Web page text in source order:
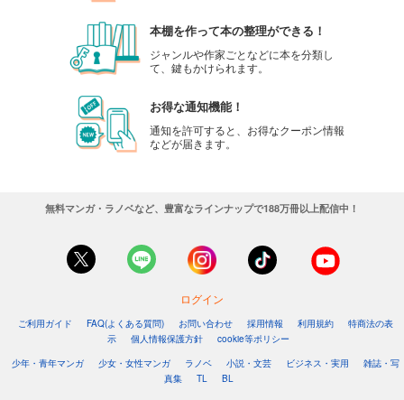
本棚を作って本の整理ができる！
ジャンルや作家ごとなどに本を分類し
て、鍵もかけられます。
お得な通知機能！
通知を許可すると、お得なクーポン情報
などが届きます。
無料マンガ・ラノベなど、豊富なラインナップで188万冊以上配信中！
ログイン
ご利用ガイド FAQ(よくある質問) お問い合わせ 採用情報 利用規約
特商法の表
示
個人情報保護方針
cookie等ポリシー
少年・青年マンガ
少女・女性マンガ ラノベ 小説・文芸 ビジネス・実用
雑誌・写
真集
TL BL